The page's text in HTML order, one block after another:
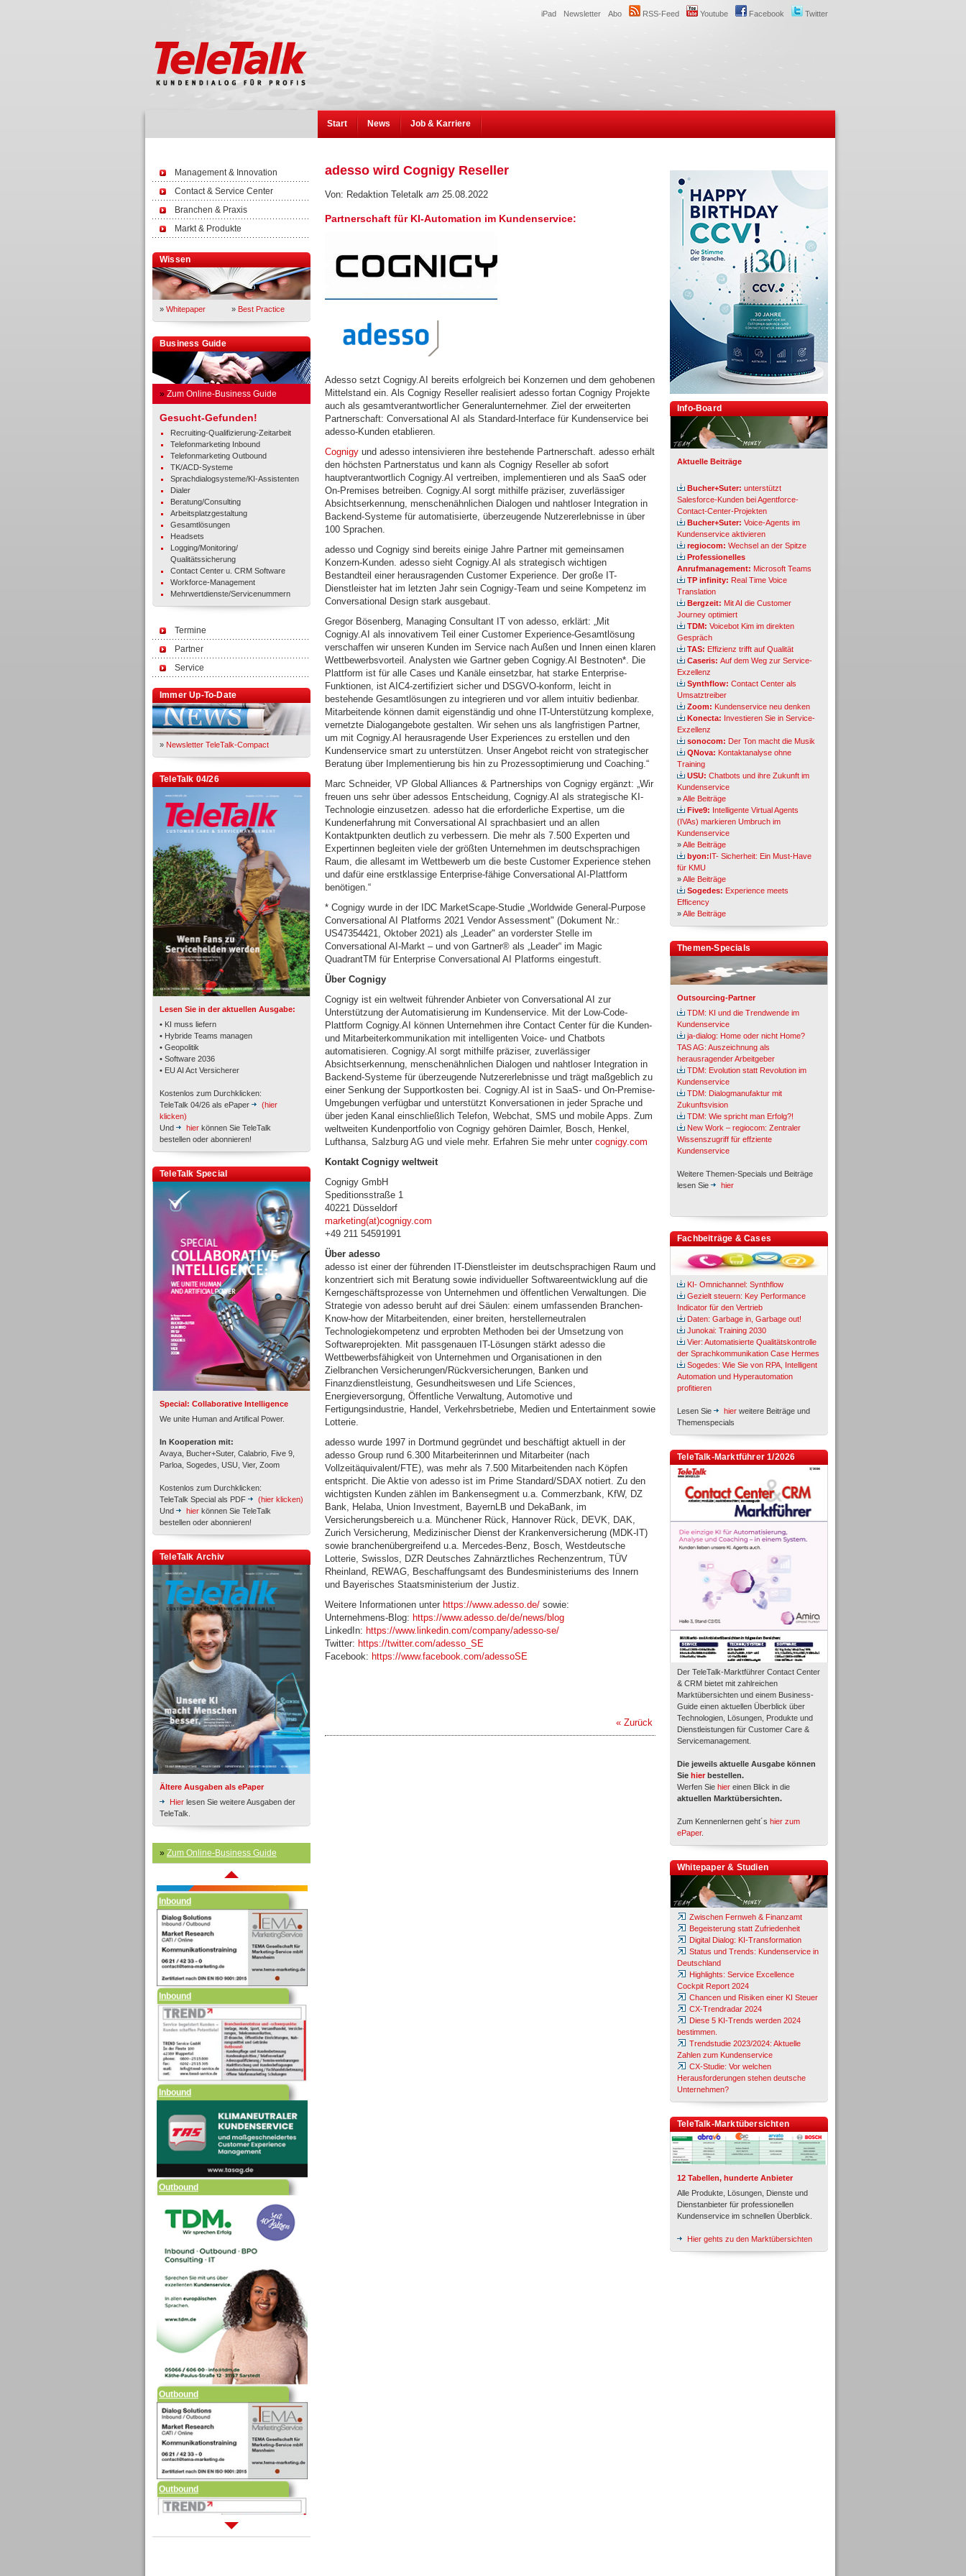
Twitter
Facebook
Youtube
RSS-Feed
Abo
Newsletter
iPad
Start News Job & Karriere
Management & Innovation
Contact & Service Center
Branchen & Praxis
Markt & Produkte
Wissen
» Whitepaper » Best Practice
Business Guide
» Zum Online-Business Guide
Gesucht-Gefunden!
Recruiting-Qualifizierung-Zeitarbeit
Telefonmarketing Inbound
Telefonmarketing Outbound
TK/ACD-Systeme
Sprachdialogsysteme/KI-Assistenten
Dialer
Beratung/Consulting
Arbeitsplatzgestaltung
Gesamtlösungen
Headsets
Logging/Monitoring/
Qualitätssicherung
Contact Center u. CRM Software
Workforce-Management
Mehrwertdienste/Servicenummern
Termine
Partner
Service
Immer Up-To-Date
» Newsletter TeleTalk-Compact
TeleTalk 04/26
Lesen Sie in der aktuellen Ausgabe:
• KI muss liefern
• Hybride Teams managen
• Geopolitik
• Software 2036
• EU AI Act Versicherer
Kostenlos zum Durchklicken:
TeleTalk 04/26 als ePaper
(hier
klicken)
Und
hier können Sie TeleTalk
bestellen oder abonnieren!
TeleTalk Special
Special: Collaborative Intelligence
We unite Human and Artifical Power.
In Kooperation mit:
Avaya, Bucher+Suter, Calabrio, Five 9,
Parloa, Sogedes, USU, Vier, Zoom
Kostenlos zum Durchklicken:
TeleTalk Special als PDF
(hier klicken)
Und
hier können Sie TeleTalk
bestellen oder abonnieren!
TeleTalk Archiv
Ältere Ausgaben als ePaper
Hier lesen Sie weitere Ausgaben der
TeleTalk.
» Zum Online-Business Guide
TK- und ACD-Systeme
Workforce-Management
Personal
Inbound
Inbound
Inbound
Inbound
Inbound
Inbound
Outbound
Outbound
Outbound
adesso wird Cognigy Reseller
Von: Redaktion Teletalk am 25.08.2022
Partnerschaft für KI-Automation im Kundenservice:
Adesso setzt Cognigy.AI bereits erfolgreich bei Konzernen und dem gehobenen
Mittelstand ein. Als Cognigy Reseller realisiert adesso fortan Cognigy Projekte
auch als gesamtverantwortlicher Generalunternehmer. Ziel der erweiterten
Partnerschaft: Conversational AI als Standard-Interface für Kundenservice bei
adesso-Kunden etablieren.
Cognigy und adesso intensivieren ihre bestehende Partnerschaft. adesso erhält
den höchsten Partnerstatus und kann als Cognigy Reseller ab sofort
hauptverantwortlich Cognigy.AI vertreiben, implementieren und als SaaS oder
On-Premises betreiben. Cognigy.AI sorgt mithilfe präziser, zuverlässiger
Absichtserkennung, menschenähnlichen Dialogen und nahtloser Integration in
Backend-Systeme für automatisierte, überzeugende Nutzererlebnisse in über
100 Sprachen.
adesso und Cognigy sind bereits einige Jahre Partner mit gemeinsamen
Konzern-Kunden. adesso sieht Cognigy.AI als strategisch wichtigen
Bestandteil einer herausragenden Customer Experience. Der große IT-
Dienstleister hat im letzten Jahr sein Cognigy-Team und seine Kompetenz im
Conversational Design stark ausgebaut.
Gregor Bösenberg, Managing Consultant IT von adesso, erklärt: „Mit
Cognigy.AI als innovativem Teil einer Customer Experience-Gesamtlösung
verschaffen wir unseren Kunden im Service nach Außen und Innen einen klaren
Wettbewerbsvorteil. Analysten wie Gartner geben Cognigy.AI Bestnoten*. Die
Plattform ist für alle Cases und Kanäle einsetzbar, hat starke Enterprise-
Funktionen, ist AIC4-zertifiziert sicher und DSGVO-konform, leicht in
bestehende Gesamtlösungen zu integrieren und vor allem intuitiv bedienbar.
Mitarbeitende können damit eigenständig und ohne IT-Unterstützung komplexe,
vernetzte Dialogangebote gestalten. Wir sehen uns als langfristigen Partner,
um mit Cognigy.AI herausragende User Experiences zu erstellen und den
Kundenservice smart zu unterstützen. Unser Angebot reicht von strategischer
Beratung über Implementierung bis hin zu Prozessoptimierung und Coaching.“
Marc Schneider, VP Global Alliances & Partnerships von Cognigy ergänzt: „Wir
freuen uns sehr über adessos Entscheidung, Cognigy.AI als strategische KI-
Technologie einzusetzen. adesso hat die erforderliche Expertise, um die
Kundenerfahrung mit Conversational AI sprachbasiert und an allen
Kontaktpunkten deutlich zu verbessern. Die mehr als 7.500 Experten und
Expertinnen begleiten viele der größten Unternehmen im deutschsprachigen
Raum, die allesamt im Wettbewerb um die beste Customer Experience stehen
und dafür eine erstklassige Enterprise-fähige Conversational AI-Plattform
benötigen.“
* Cognigy wurde in der IDC MarketScape-Studie „Worldwide General-Purpose
Conversational AI Platforms 2021 Vendor Assessment" (Dokument Nr.:
US47354421, Oktober 2021) als „Leader" an vorderster Stelle im
Conversational AI-Markt – und von Gartner® als „Leader“ im Magic
QuadrantTM für Enterprise Conversational AI Platforms eingestuft.
Über Cognigy
Cognigy ist ein weltweit führender Anbieter von Conversational AI zur
Unterstützung der Automatisierung im Kundenservice. Mit der Low-Code-
Plattform Cognigy.AI können Unternehmen ihre Contact Center für die Kunden-
und Mitarbeiterkommunikation mit intelligenten Voice- und Chatbots
automatisieren. Cognigy.AI sorgt mithilfe präziser, zuverlässiger
Absichtserkennung, menschenähnlichen Dialogen und nahtloser Integration in
Backend-Systeme für überzeugende Nutzererlebnisse und trägt maßgeblich zu
einer Senkung der Supportkosten bei. Cognigy.AI ist in SaaS- und On-Premise-
Umgebungen verfügbar und unterstützt Konversationen in jeder Sprache und
über jeden Kanal einschließlich Telefon, Webchat, SMS und mobile Apps. Zum
weltweiten Kundenportfolio von Cognigy gehören Daimler, Bosch, Henkel,
Lufthansa, Salzburg AG und viele mehr. Erfahren Sie mehr unter cognigy.com
Kontakt Cognigy weltweit
Cognigy GmbH
Speditionsstraße 1
40221 Düsseldorf
marketing(at)cognigy.com
+49 211 54591991
Über adesso
adesso ist einer der führenden IT-Dienstleister im deutschsprachigen Raum und
konzentriert sich mit Beratung sowie individueller Softwareentwicklung auf die
Kerngeschäftsprozesse von Unternehmen und öffentlichen Verwaltungen. Die
Strategie von adesso beruht auf drei Säulen: einem umfassenden Branchen-
Know-how der Mitarbeitenden, einer breiten, herstellerneutralen
Technologiekompetenz und erprobten Methoden bei der Umsetzung von
Softwareprojekten. Mit passgenauen IT-Lösungen stärkt adesso die
Wettbewerbsfähigkeit von Unternehmen und Organisationen in den
Zielbranchen Versicherungen/Rückversicherungen, Banken und
Finanzdienstleistung, Gesundheitswesen und Life Sciences,
Energieversorgung, Öffentliche Verwaltung, Automotive und
Fertigungsindustrie, Handel, Verkehrsbetriebe, Medien und Entertainment sowie
Lotterie.
adesso wurde 1997 in Dortmund gegründet und beschäftigt aktuell in der
adesso Group rund 6.300 Mitarbeiterinnen und Mitarbeiter (nach
Vollzeitäquivalent/FTE), was mehr als 7.500 Mitarbeitenden nach Köpfen
entspricht. Die Aktie von adesso ist im Prime Standard/SDAX notiert. Zu den
wichtigsten Kunden zählen im Bankensegment u.a. Commerzbank, KfW, DZ
Bank, Helaba, Union Investment, BayernLB und DekaBank, im
Versicherungsbereich u.a. Münchener Rück, Hannover Rück, DEVK, DAK,
Zurich Versicherung, Medizinischer Dienst der Krankenversicherung (MDK-IT)
sowie branchenübergreifend u.a. Mercedes-Benz, Bosch, Westdeutsche
Lotterie, Swisslos, DZR Deutsches Zahnärztliches Rechenzentrum, TÜV
Rheinland, REWAG, Beschaffungsamt des Bundesministeriums des Innern
und Bayerisches Staatsministerium der Justiz.
Weitere Informationen unter https://www.adesso.de/ sowie:
Unternehmens-Blog: https://www.adesso.de/de/news/blog
LinkedIn: https://www.linkedin.com/company/adesso-se/
Twitter: https://twitter.com/adesso_SE
Facebook: https://www.facebook.com/adessoSE
« Zurück
Info-Board
Aktuelle Beiträge
Bucher+Suter: unterstützt
Salesforce-Kunden bei Agentforce-
Contact-Center-Projekten
Bucher+Suter: Voice-Agents im
Kundenservice aktivieren
regiocom: Wechsel an der Spitze
Professionelles
Anrufmanagement: Microsoft Teams
TP infinity: Real Time Voice
Translation
Bergzeit: Mit AI die Customer
Journey optimiert
TDM: Voicebot Kim im direkten
Gespräch
TAS: Effizienz trifft auf Qualität
Caseris: Auf dem Weg zur Service-
Exzellenz
Synthflow: Contact Center als
Umsatztreiber
Zoom: Kundenservice neu denken
Konecta: Investieren Sie in Service-
Exzellenz
sonocom: Der Ton macht die Musik
QNova: Kontaktanalyse ohne
Training
USU: Chatbots und ihre Zukunft im
Kundenservice
»Alle Beiträge
Five9: Intelligente Virtual Agents
(IVAs) markieren Umbruch im
Kundenservice
»Alle Beiträge
byon:IT- Sicherheit: Ein Must-Have
für KMU
»Alle Beiträge
Sogedes: Experience meets
Efficency
»Alle Beiträge
Themen-Specials
Outsourcing-Partner
TDM: KI und die Trendwende im
Kundenservice
ja-dialog: Home oder nicht Home?
TAS AG: Auszeichnung als
herausragender Arbeitgeber
TDM: Evolution statt Revolution im
Kundenservice
TDM: Dialogmanufaktur mit
Zukunftsvision
TDM: Wie spricht man Erfolg?!
New Work – regiocom: Zentraler
Wissenszugriff für effziente
Kundenservice
Weitere Themen-Specials und Beiträge
lesen Sie
hier
Fachbeiträge & Cases
KI- Omnichannel: Synthflow
Gezielt steuern: Key Performance
Indicator für den Vertrieb
Daten: Garbage in, Garbage out!
Junokai: Training 2030
Vier: Automatisierte Qualitätskontrolle
der Sprachkommunikation Case Hermes
Sogedes: Wie Sie von RPA, Intelligent
Automation und Hyperautomation
profitieren
Lesen Sie hier weitere Beiträge und
Themenspecials
TeleTalk-Marktführer 1/2026
Der TeleTalk-Marktführer Contact Center
& CRM bietet mit zahlreichen
Marktübersichten und einem Business-
Guide einen aktuellen Überblick über
Technologien, Lösungen, Produkte und
Dienstleistungen für Customer Care &
Servicemanagement.
Die jeweils aktuelle Ausgabe können
Sie hier bestellen.
Werfen Sie hier einen Blick in die
aktuellen Marktübersichten.
Zum Kennenlernen geht´s hier zum
ePaper.
Whitepaper & Studien
Zwischen Fernweh & Finanzamt
Begeisterung statt Zufriedenheit
Digital Dialog: KI-Transformation
Status und Trends: Kundenservice in
Deutschland
Highlights: Service Excellence
Cockpit Report 2024
Chancen und Risiken einer KI Steuer
CX-Trendradar 2024
Diese 5 KI-Trends werden 2024
bestimmen.
Trendstudie 2023/2024: Aktuelle
Zahlen zum Kundenservice
CX-Studie: Vor welchen
Herausforderungen stehen deutsche
Unternehmen?
TeleTalk-Marktübersichten
12 Tabellen, hunderte Anbieter
Alle Produkte, Lösungen, Dienste und
Dienstanbieter für professionellen
Kundenservice im schnellen Überblick.
Hier gehts zu den Marktübersichten